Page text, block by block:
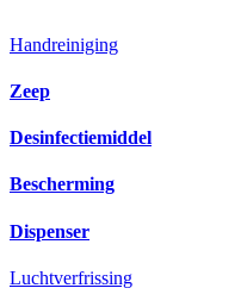
Handreiniging
Zeep
Desinfectiemiddel
Bescherming
Dispenser
Luchtverfrissing